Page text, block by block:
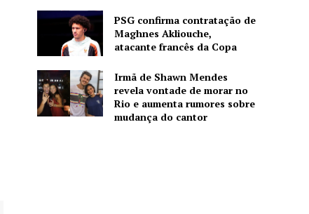
PSG confirma contratação de
Maghnes Akliouche,
atacante francês da Copa
Irmã de Shawn Mendes
revela vontade de morar no
Rio e aumenta rumores sobre
mudança do cantor